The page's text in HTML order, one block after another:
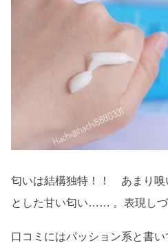
匂いは結構独特！！ あまり嗅
とした甘い匂い…… 。表現しづ
口コミにはパッション系と書